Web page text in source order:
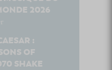
2026
:
OF
SHAKE